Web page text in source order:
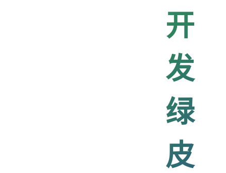
开
发
绿
皮